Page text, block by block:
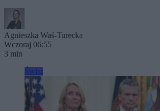
Agnieszka Waś-Turecka
Wczoraj 06:55
3 min